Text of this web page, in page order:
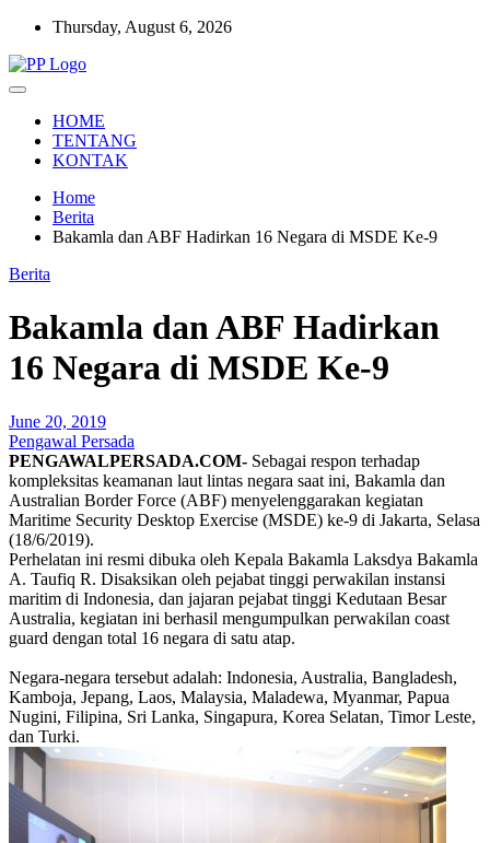
Skip
content
Thursday, August 6, 2026
Pengawal Persada
HOME
TENTANG
KONTAK
Home
Berita
Bakamla dan ABF Hadirkan 16 Negara di MSDE Ke-9
Berita
Bakamla dan ABF Hadirkan
16 Negara di MSDE Ke-9
June 20, 2019
Pengawal Persada
PENGAWALPERSADA.COM- Sebagai respon terhadap
kompleksitas keamanan laut lintas negara saat ini, Bakamla dan
Australian Border Force (ABF) menyelenggarakan kegiatan
Maritime Security Desktop Exercise (MSDE) ke-9 di Jakarta, Selasa
(18/6/2019).
Perhelatan ini resmi dibuka oleh Kepala Bakamla Laksdya Bakamla
A. Taufiq R. Disaksikan oleh pejabat tinggi perwakilan instansi
maritim di Indonesia, dan jajaran pejabat tinggi Kedutaan Besar
Australia, kegiatan ini berhasil mengumpulkan perwakilan coast
guard dengan total 16 negara di satu atap.
Negara-negara tersebut adalah: Indonesia, Australia, Bangladesh,
Kamboja, Jepang, Laos, Malaysia, Maladewa, Myanmar, Papua
Nugini, Filipina, Sri Lanka, Singapura, Korea Selatan, Timor Leste,
dan Turki.